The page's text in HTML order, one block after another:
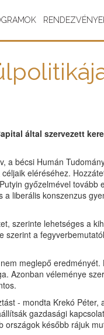
által szervezett
a bécsi Humán
eléréséhez.
győzelmével tovább
liberális konszenzus
szerinte lehetséges a
a
meglepő
Azonban véleménye
- mondta Krekó Péter,
gazdasági
országok később rájuk